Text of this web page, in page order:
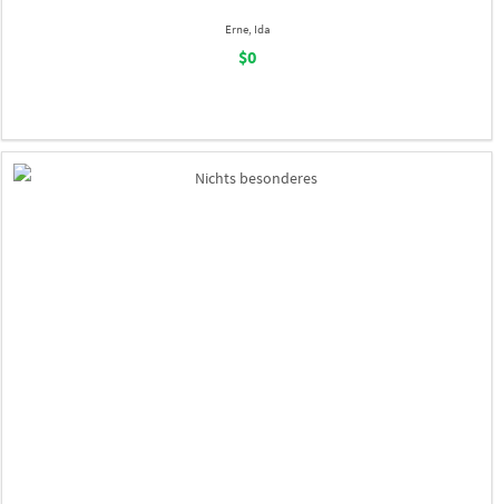
Erne, Ida
$0